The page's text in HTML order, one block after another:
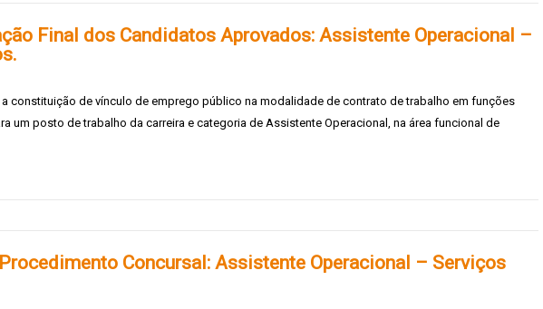
Final dos Candidatos Aprovados: Assistente Operacional –
constituição de vínculo de emprego público na modalidade de contrato de trabalho em funções
um posto de trabalho da carreira e categoria de Assistente Operacional, na área funcional de
Concursal: Assistente Operacional – Serviços